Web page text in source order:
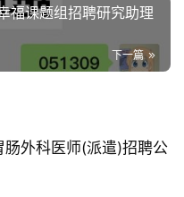
福课题组招聘研究助理
下一篇
肠外科医师(派遣)招聘公